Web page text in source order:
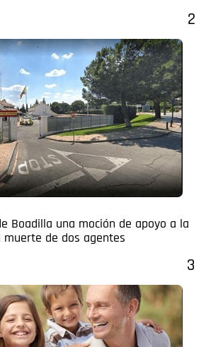
2
Boadilla una moción de apoyo a la
muerte de dos agentes
3